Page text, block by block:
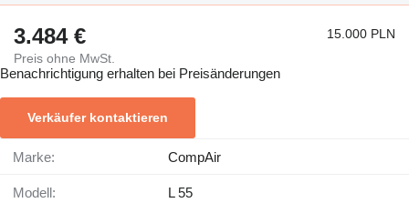
3.484 €
Preis ohne MwSt.
15.000 PLN
Benachrichtigung erhalten bei Preisänderungen
Verkäufer kontaktieren
Marke: CompAir
Modell: L 55